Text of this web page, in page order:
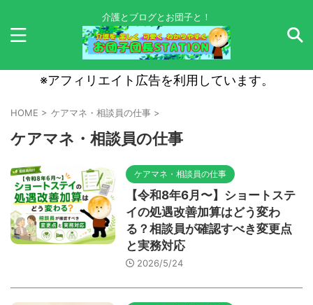
介護とブログとお団子と！
※アフィリエイト広告を利用しています。
HOME > ケアマネ・相談員の仕事 >
ケアマネ・相談員の仕事
ケアマネ・相談員の仕事
【令和8年6月〜】ショートステ
イの処遇改善加算はどう変わ
る？相談員が確認すべき変更点
と実務対応
2026/5/24